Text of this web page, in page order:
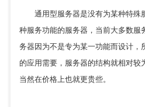
通用型服务器是没有为某种特殊
种服务功能的服务器，当前大多数服
务器因为不是专为某一功能而设计，
的应用需要，服务器的结构就相对较
当然在价格上也就更贵些。